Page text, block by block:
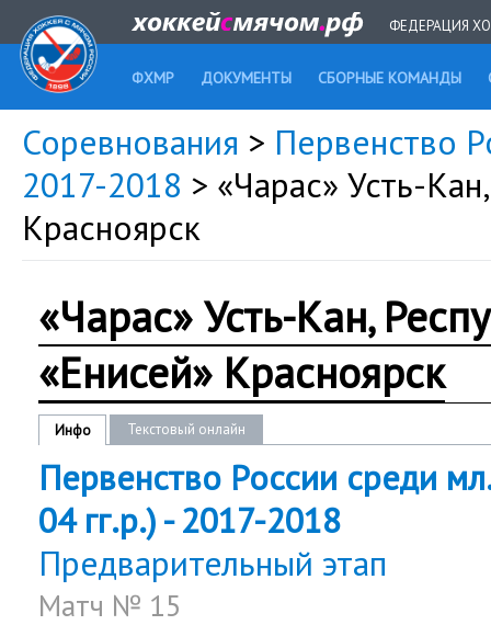
ФЕДЕРАЦИЯ
ФХМР ДОКУМЕНТЫ СБОРНЫЕ КОМАНДЫ
Соревнования > Первенство
2017-2018 > «Чарас» Усть-
Красноярск
«Чарас» Усть-Кан,
«Енисей» Красноярск
Инфо Текстовый онлайн
Первенство России среди
04 гг.р.) - 2017-2018
Предварительный этап
Матч № 15